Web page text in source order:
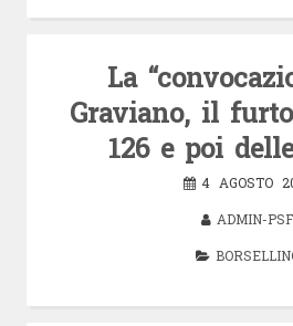
La
Graviano, il
126 e poi
4 AGOSTO
ADMIN-PSF